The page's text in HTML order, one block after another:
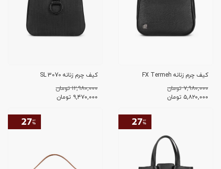
کیف چرم زنانه FX Termeh
۷,۹۸۰,۰۰۰ تومان
۵,۸۲۰,۰۰۰ تومان
کیف چرم زنانه SL 3070
۱۲,۹۸۰,۰۰۰ تومان
۹,۴۷۰,۰۰۰ تومان